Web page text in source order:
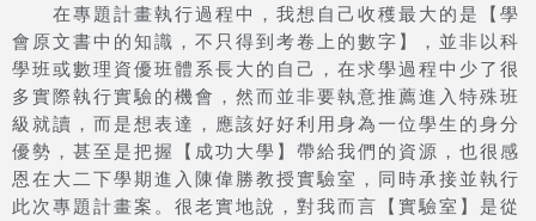
在專題計畫執行過程中，我想自己收穫最大的是【學
會原文書中的知識，不只得到考卷上的數字】，並非以科
學班或數理資優班體系長大的自己，在求學過程中少了很
多實際執行實驗的機會，然而並非要執意推薦進入特殊班
級就讀，而是想表達，應該好好利用身為一位學生的身分
優勢，甚至是把握【成功大學】帶給我們的資源，也很感
恩在大二下學期進入陳偉勝教授實驗室，同時承接並執行
此次專題計畫案。很老實地說，對我而言【實驗室】是從